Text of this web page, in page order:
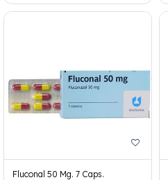
Fluconal 50 Mg. 7 Caps.